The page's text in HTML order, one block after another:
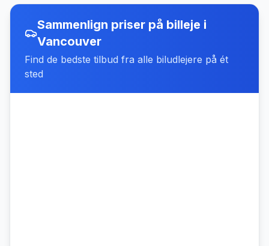
Sammenlign priser på billeje i
Vancouver
Find de bedste tilbud fra alle biludlejere på ét
sted